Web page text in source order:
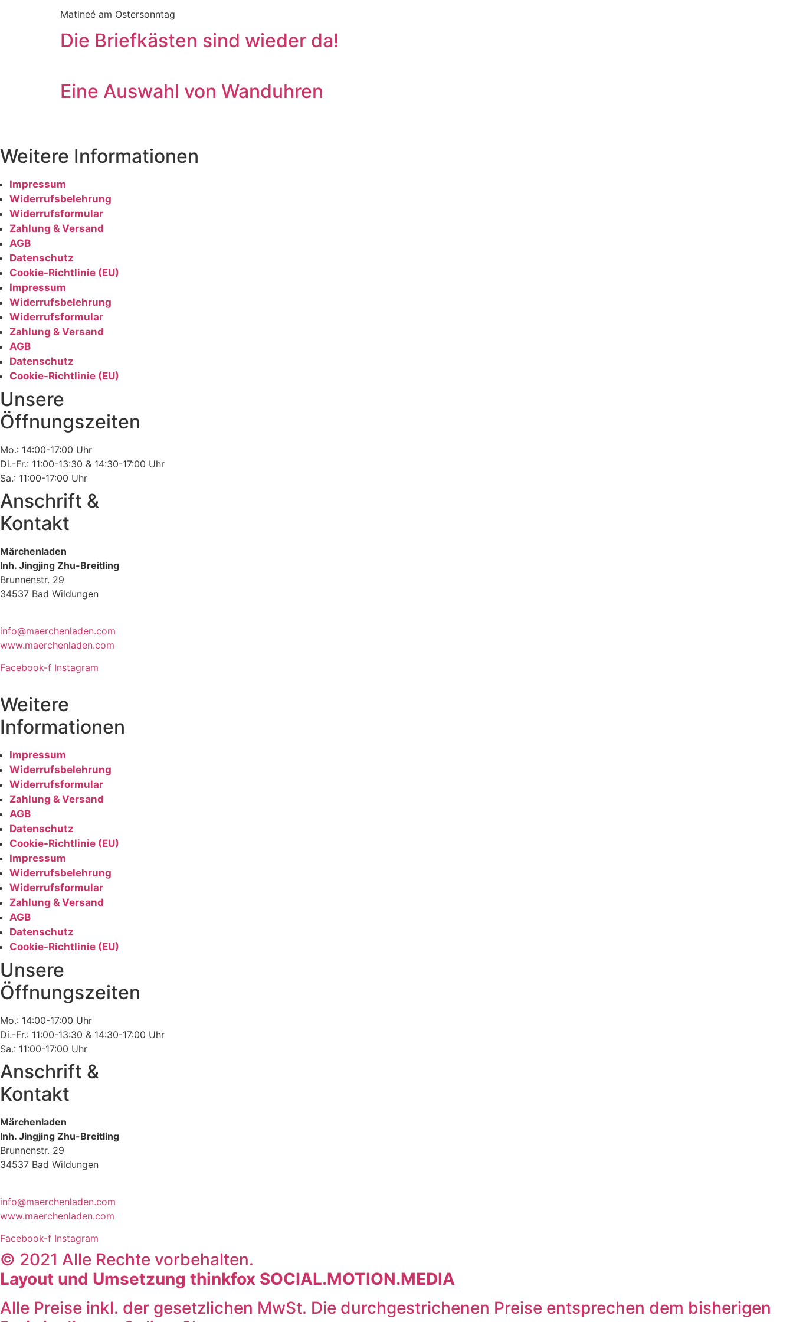
Matineé am Ostersonntag
Die Briefkästen sind wieder da!
Eine Auswahl von Wanduhren
Weitere Informationen
Impressum
Widerrufsbelehrung
Widerrufsformular
Zahlung & Versand
AGB
Datenschutz
Cookie-Richtlinie (EU)
Impressum
Widerrufsbelehrung
Widerrufsformular
Zahlung & Versand
AGB
Datenschutz
Cookie-Richtlinie (EU)
Unsere
Öffnungszeiten
Mo.: 14:00-17:00 Uhr
Di.-Fr.: 11:00-13:30 & 14:30-17:00 Uhr
Sa.: 11:00-17:00 Uhr
Anschrift &
Kontakt
Märchenladen
Inh. Jingjing Zhu-Breitling
Brunnenstr. 29
34537 Bad Wildungen
info@maerchenladen.com
www.maerchenladen.com
Facebook-f Instagram
Weitere
Informationen
Impressum
Widerrufsbelehrung
Widerrufsformular
Zahlung & Versand
AGB
Datenschutz
Cookie-Richtlinie (EU)
Impressum
Widerrufsbelehrung
Widerrufsformular
Zahlung & Versand
AGB
Datenschutz
Cookie-Richtlinie (EU)
Unsere
Öffnungszeiten
Mo.: 14:00-17:00 Uhr
Di.-Fr.: 11:00-13:30 & 14:30-17:00 Uhr
Sa.: 11:00-17:00 Uhr
Anschrift &
Kontakt
Märchenladen
Inh. Jingjing Zhu-Breitling
Brunnenstr. 29
34537 Bad Wildungen
info@maerchenladen.com
www.maerchenladen.com
Facebook-f Instagram
© 2021 Alle Rechte vorbehalten.
Layout und Umsetzung thinkfox SOCIAL.MOTION.MEDIA
Alle Preise inkl. der gesetzlichen MwSt. Die durchgestrichenen Preise entsprechen dem bisherigen